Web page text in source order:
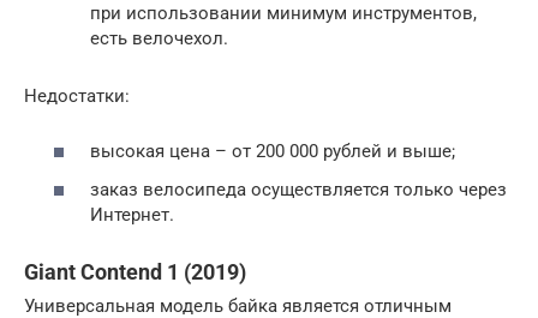
при использовании минимум инструментов,
есть велочехол.
Недостатки:
высокая цена – от 200 000 рублей и выше;
заказ велосипеда осуществляется только через
Интернет.
Giant Contend 1 (2019)
Универсальная модель байка является отличным